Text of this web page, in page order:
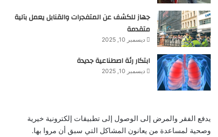
جهاز للكشف عن المتفجرات والقنابل يعمل بآلية
متقدمة
ديسمبر 10, 2025
ابتكار رئة اصطناعية جديدة
ديسمبر 10, 2025
يدفع الفقر والمرض إلى الوصول إلى تطبيقات إلكترونية خيرية
وصحية لمساعدة من يعانون المشاكل التي سبق أن مروا بها.